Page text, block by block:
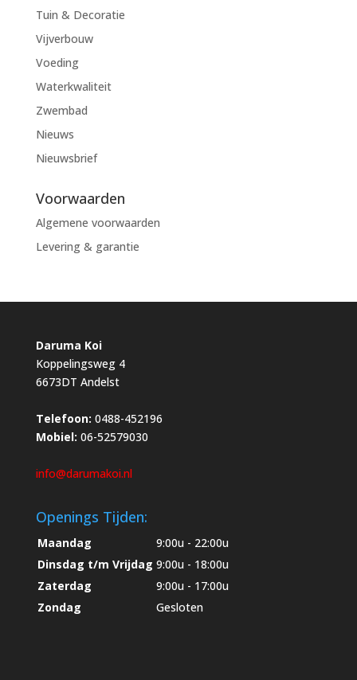
Tuin & Decoratie
Vijverbouw
Voeding
Waterkwaliteit
Zwembad
Nieuws
Nieuwsbrief
Voorwaarden
Algemene voorwaarden
Levering & garantie
Daruma Koi
Koppelingsweg 4
6673DT Andelst
Telefoon: 0488-452196
Mobiel: 06-52579030
info@darumakoi.nl
Openings Tijden:
Maandag
9:00u - 22:00u
Dinsdag t/m Vrijdag 9:00u - 18:00u
Zaterdag
9:00u - 17:00u
Zondag
Gesloten